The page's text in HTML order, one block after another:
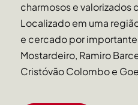
charmosos e valorizados
Localizado em uma
e cercado por
Mostardeiro, Ramiro
Cristóvão Colombo e